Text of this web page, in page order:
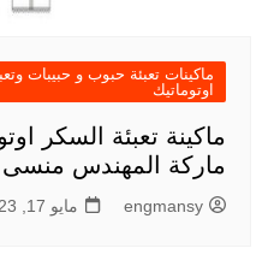
ماكينات تعبئة حبوب و حبيبات
اوتوماتيك
ماركة المهندس منسى
engmansy مايو 17, 2023